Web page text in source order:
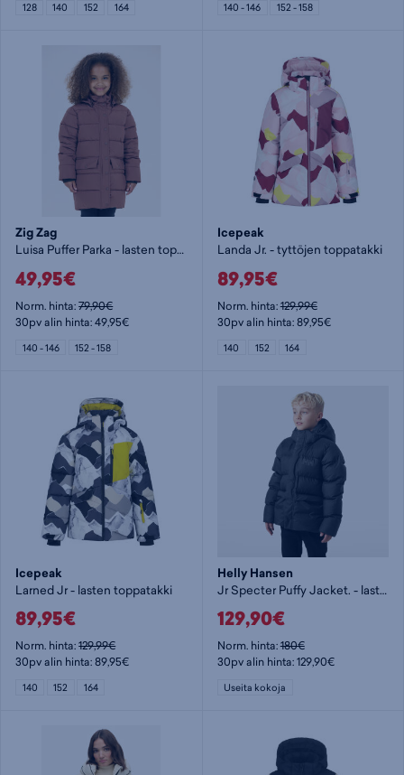
128 140 152 164 140 - 146 152 - 158
Zig Zag
Luisa Puffer Parka - lasten toppatakki
49,95€
Norm. hinta:79,90€
30pv alin hinta: 49,95€
140 - 146 152 - 158
Icepeak
Landa Jr. - tyttöjen toppatakki
89,95€
Norm. hinta:129,99€
30pv alin hinta: 89,95€
140 152 164
Icepeak
Larned Jr - lasten toppatakki
89,95€
Norm. hinta:129,99€
30pv alin hinta: 89,95€
140 152 164
Helly Hansen
Jr Specter Puffy Jacket. - lasten toppatakki
129,90€
Norm. hinta:180€
30pv alin hinta: 129,90€
Useita kokoja